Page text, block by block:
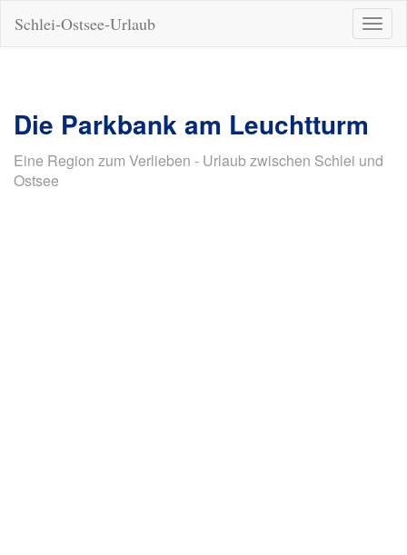
ein-/
Schlei-Ostsee-Urlaub
Die Parkbank am Leuchtturm
Eine Region zum Verlieben - Urlaub zwischen Schlei und
Ostsee